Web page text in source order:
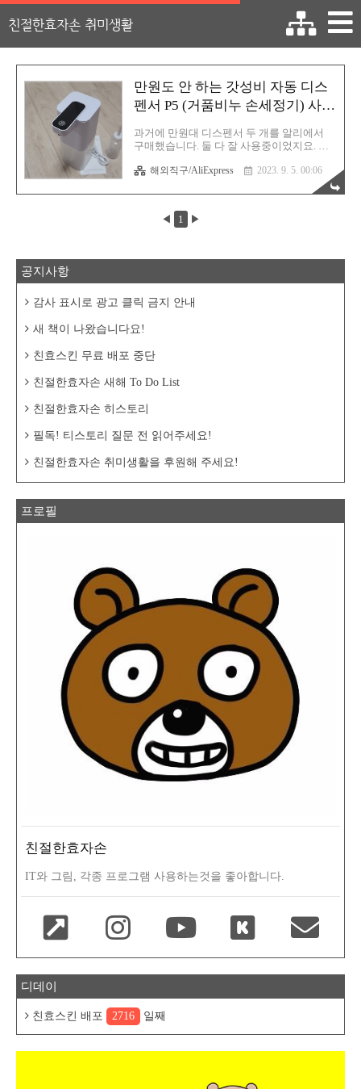
친절한효자손 취미생활
만원도 안 하는 갓성비 자동 디스
펜서 P5 (거품비누 손세정기) 사용
과거에 만원대 디스펜서 두 개를 알리에서
구매했습니다. 둘 다 잘 사용중이었지요. 그
보이더니 마침내 그 증상이 심해지는 사태에
접어들게 됩니다. 움직임을 인식하는 센서가
노안이 온 것 같습니다. 센서 가까이 손을 가
져가야 겨우 인식이 되더라고요. 도저히 불
편해서 다른 디스펜서로 재구매 했습니다.
다를 건너오느라 포장 상태가 올바르지 않습
동 디스펜서 한 개, C타입 충전 케이블, 사용
어 있습니다. 액체 주입기는 설명서를 살펴
해외직구/AliExpress 2023. 9. 5. 00:06
◀ 1 ▶
공지사항
감사 표시로 광고 클릭 금지 안내
새 책이 나왔습니다요!
친효스킨 무료 배포 중단
친절한효자손 새해 To Do List
친절한효자손 히스토리
필독! 티스토리 질문 전 읽어주세요!
친절한효자손 취미생활을 후원해 주세요!
프로필
친절한효자손
IT와 그림, 각종 프로그램 사용하는것을 좋아합니다.
디데이
친효스킨 배포 2716 일째